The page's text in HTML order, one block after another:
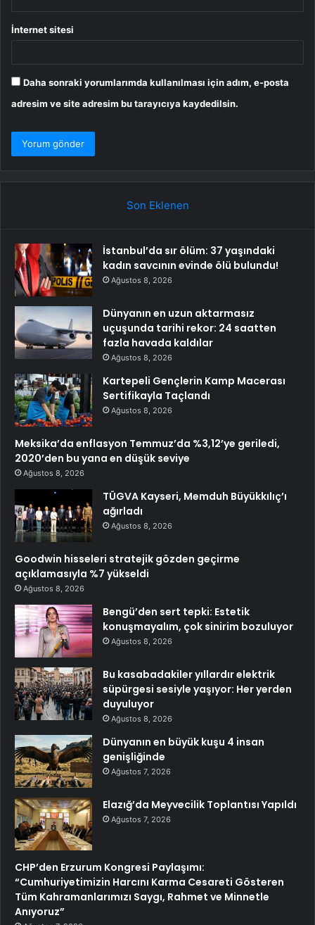
İnternet sitesi
Daha sonraki yorumlarımda kullanılması için adım, e-posta
adresim ve site adresim bu tarayıcıya kaydedilsin.
Son Eklenen
İstanbul’da sır ölüm: 37 yaşındaki
kadın savcının evinde ölü bulundu!
Ağustos 8, 2026
Dünyanın en uzun aktarmasız
uçuşunda tarihi rekor: 24 saatten
fazla havada kaldılar
Ağustos 8, 2026
Kartepeli Gençlerin Kamp Macerası
Sertifikayla Taçlandı
Ağustos 8, 2026
Meksika’da enflasyon Temmuz’da %3,12’ye geriledi,
2020’den bu yana en düşük seviye
Ağustos 8, 2026
TÜGVA Kayseri, Memduh Büyükkılıç’ı
ağırladı
Ağustos 8, 2026
Goodwin hisseleri stratejik gözden geçirme
açıklamasıyla %7 yükseldi
Ağustos 8, 2026
Bengü’den sert tepki: Estetik
konuşmayalım, çok sinirim bozuluyor
Ağustos 8, 2026
Bu kasabadakiler yıllardır elektrik
süpürgesi sesiyle yaşıyor: Her yerden
duyuluyor
Ağustos 8, 2026
Dünyanın en büyük kuşu 4 insan
genişliğinde
Ağustos 7, 2026
Elazığ’da Meyvecilik Toplantısı Yapıldı
Ağustos 7, 2026
CHP’den Erzurum Kongresi Paylaşımı:
“Cumhuriyetimizin Harcını Karma Cesareti Gösteren
Tüm Kahramanlarımızı Saygı, Rahmet ve Minnetle
Anıyoruz”